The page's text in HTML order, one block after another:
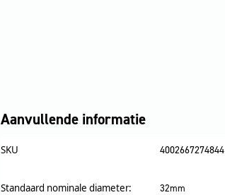
Aanvullende informatie
SKU 4002667274844
Standaard nominale diameter: 32mm